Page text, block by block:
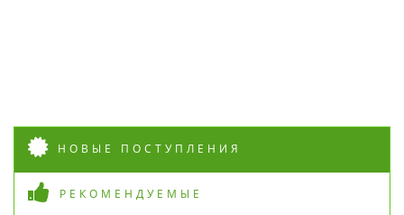
НОВЫЕ ПОСТУПЛЕНИЯ
РЕКОМЕНДУЕМЫЕ